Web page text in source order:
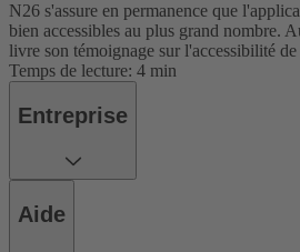
N26 s'assure en permanence que
bien accessibles au plus grand nombre.
livre son témoignage sur l'accessibilité
Temps de lecture: 4 min
Entreprise
Aide